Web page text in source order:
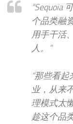
“Sequoia
个品类融
用手干活
人。”
“那些看
业，从来
理模式太
趁这个品